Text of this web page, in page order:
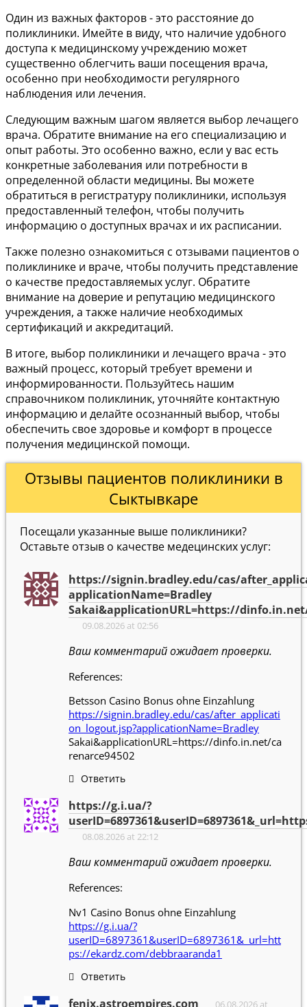
Один из важных факторов - это расстояние до
поликлиники. Имейте в виду, что наличие удобного
доступа к медицинскому учреждению может
существенно облегчить ваши посещения врача,
особенно при необходимости регулярного
наблюдения или лечения.
Следующим важным шагом является выбор лечащего
врача. Обратите внимание на его специализацию и
опыт работы. Это особенно важно, если у вас есть
конкретные заболевания или потребности в
определенной области медицины. Вы можете
обратиться в регистратуру поликлиники, используя
предоставленный телефон, чтобы получить
информацию о доступных врачах и их расписании.
Также полезно ознакомиться с отзывами пациентов о
поликлинике и враче, чтобы получить представление
о качестве предоставляемых услуг. Обратите
внимание на доверие и репутацию медицинского
учреждения, а также наличие необходимых
сертификаций и аккредитаций.
В итоге, выбор поликлиники и лечащего врача - это
важный процесс, который требует времени и
информированности. Пользуйтесь нашим
справочником поликлиник, уточняйте контактную
информацию и делайте осознанный выбор, чтобы
обеспечить свое здоровье и комфорт в процессе
получения медицинской помощи.
Отзывы пациентов поликлиники в
Сыктывкаре
Посещали указанные выше поликлиники?
Оставьте отзыв о качестве медецинских услуг:
https://signin.bradley.edu/cas/
applicationName=Bradley
Sakai&applicationURL=https://
09.08.2026 at 02:56
Ваш комментарий ожидает проверки.
References:
Betsson Casino Bonus ohne Einzahlung
https://signin.bradley.edu/cas/after_applicati
on_logout.jsp?applicationName=Bradley
Sakai&applicationURL=https://dinfo.in.net/ca
renarce94502
Ответить
https://g.i.ua/?
08.08.2026 at 22:12
Ваш комментарий ожидает проверки.
References:
Nv1 Casino Bonus ohne Einzahlung
https://g.i.ua/?
userID=6897361&userID=6897361&_url=htt
ps://ekardz.com/debbraaranda1
Ответить
fenix.astroempires.com 06.08.2026 at